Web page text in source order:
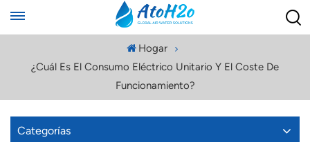
Hogar
¿Cuál Es El Consumo Eléctrico Unitario Y El Coste De
Funcionamiento?
Categorías